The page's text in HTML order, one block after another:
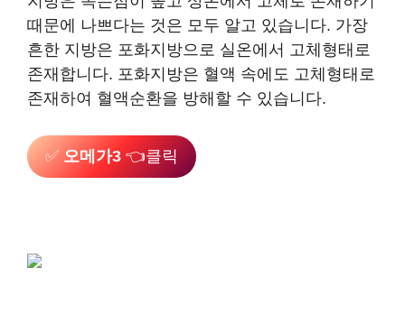
때문에 나쁘다는 것은 모두 알고 있습니다. 가장
흔한 지방은 포화지방으로 실온에서 고체형태로
존재합니다. 포화지방은 혈액 속에도 고체형태로
존재하여 혈액순환을 방해할 수 있습니다.
✅ 오메가3 👈클릭